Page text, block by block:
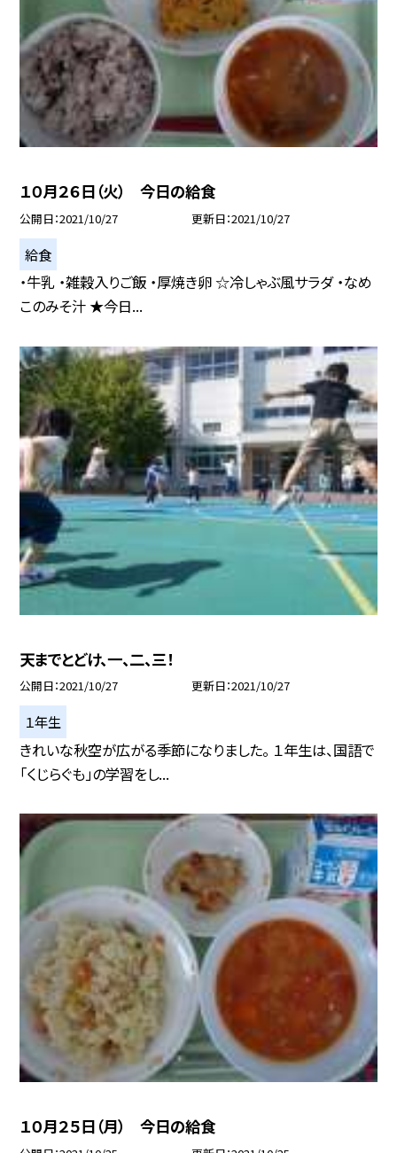
１０月２６日（火） 今日の給食
公開日 2021/10/27 更新日 2021/10/27
給食
・牛乳 ・雑穀入りご飯 ・厚焼き卵 ☆冷しゃぶ風サラダ ・なめ
このみそ汁 ★今日...
天までとどけ、一、二、三！
公開日 2021/10/27 更新日 2021/10/27
１年生
きれいな秋空が広がる季節になりました。 １年生は、国語で
「くじらぐも」の学習をし...
１０月２５日（月） 今日の給食